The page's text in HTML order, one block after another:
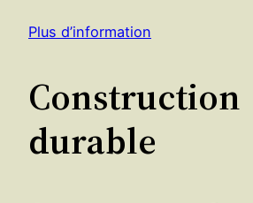
Plus d’information
Construction
durable